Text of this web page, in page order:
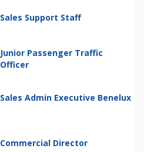
Sales Support Staff
Junior Passenger Traffic
Officer
Sales Admin Executive Benelux
Commercial Director